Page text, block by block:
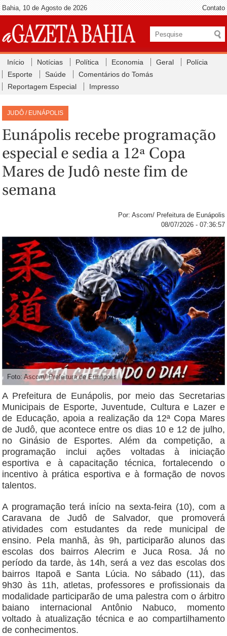
Bahia, 10 de Agosto de 2026 Contato
Início Notícias Política Economia Geral
Polícia
Esporte
Saúde
Comentários do Tomás
Reportagem Especial
Impresso
JUDÔ / EUNÁPOLIS
Eunápolis recebe programação
especial e sedia a 12ª Copa
Mares de Judô neste fim de
semana
Por: Ascom/ Prefeitura de Eunápolis
08/07/2026 - 07:36:57
Foto: Ascom/ Prefeitura de Eunápolis
A Prefeitura de Eunápolis, por meio das Secretarias
Municipais de Esporte, Juventude, Cultura e Lazer e
de Educação, apoia a realização da 12ª Copa Mares
de Judô, que acontece entre os dias 10 e 12 de julho,
no Ginásio de Esportes. Além da competição, a
programação inclui ações voltadas à iniciação
esportiva e à capacitação técnica, fortalecendo o
incentivo à prática esportiva e à formação de novos
talentos.
A programação terá início na sexta-feira (10), com a
Caravana de Judô de Salvador, que promoverá
atividades com estudantes da rede municipal de
ensino. Pela manhã, às 9h, participarão alunos das
escolas dos bairros Alecrim e Juca Rosa. Já no
período da tarde, às 14h, será a vez das escolas dos
bairros Itapoã e Santa Lúcia. No sábado (11), das
9h30 às 11h, atletas, professores e profissionais da
modalidade participarão de uma palestra com o árbitro
baiano internacional Antônio Nabuco, momento
voltado à atualização técnica e ao compartilhamento
de conhecimentos.